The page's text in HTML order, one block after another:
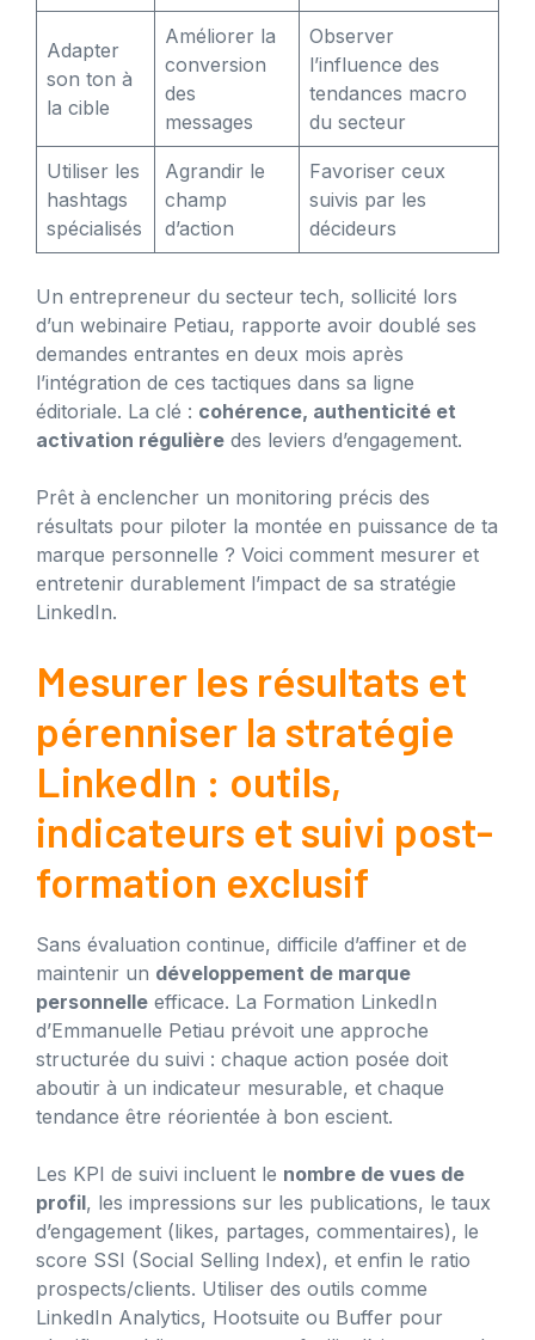
Adapter
son ton à
la cible
Améliorer la
conversion
des
messages
Observer
l’influence des
tendances macro
du secteur
Utiliser les
hashtags
spécialisés
Agrandir le
champ
d’action
Favoriser ceux
suivis par les
décideurs
Un entrepreneur du secteur tech, sollicité lors
d’un webinaire Petiau, rapporte avoir doublé ses
demandes entrantes en deux mois après
l’intégration de ces tactiques dans sa ligne
éditoriale. La clé : cohérence, authenticité et
activation régulière des leviers d’engagement.
Prêt à enclencher un monitoring précis des
résultats pour piloter la montée en puissance de ta
marque personnelle ? Voici comment mesurer et
entretenir durablement l’impact de sa stratégie
LinkedIn.
Mesurer les résultats et
pérenniser la stratégie
LinkedIn : outils,
indicateurs et suivi post-
formation exclusif
Sans évaluation continue, difficile d’affiner et de
maintenir un développement de marque
personnelle efficace. La Formation LinkedIn
d’Emmanuelle Petiau prévoit une approche
structurée du suivi : chaque action posée doit
aboutir à un indicateur mesurable, et chaque
tendance être réorientée à bon escient.
Les KPI de suivi incluent le nombre de vues de
profil, les impressions sur les publications, le taux
d’engagement (likes, partages, commentaires), le
score SSI (Social Selling Index), et enfin le ratio
prospects/clients. Utiliser des outils comme
LinkedIn Analytics, Hootsuite ou Buffer pour